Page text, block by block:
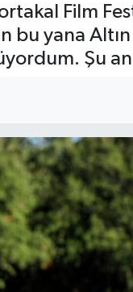
Film
bu yana
Şu